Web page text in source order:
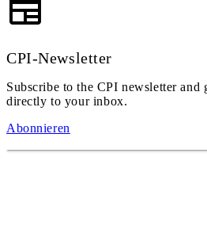
CPI-Newsletter
Subscribe to the CPI newsletter and
directly to your inbox.
Abonnieren